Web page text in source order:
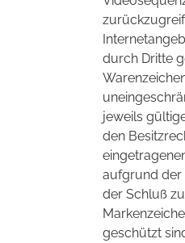
durch Dritte
jeweils
den
aufgrund der
der Schluß
geschützt